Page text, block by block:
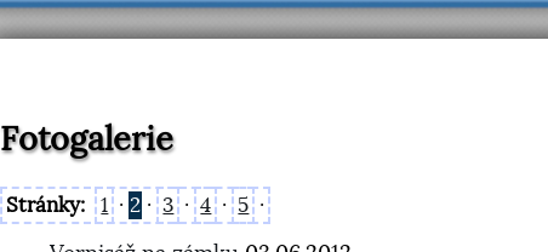
Fotogalerie
Stránky: 1 · 2 · 3 · 4 · 5 ·